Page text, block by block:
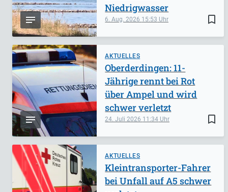
bookmark_border
6. Aug. 2026 15:53
Niedrigwasser
AKTUELLES
bookmark_border
24. Juli 2026 11:34
Oberderdingen: 11-
Jährige rennt bei Rot
über Ampel und wird
schwer verletzt
AKTUELLES
Kleintransporter-Fahrer
bei Unfall auf A5 schwer